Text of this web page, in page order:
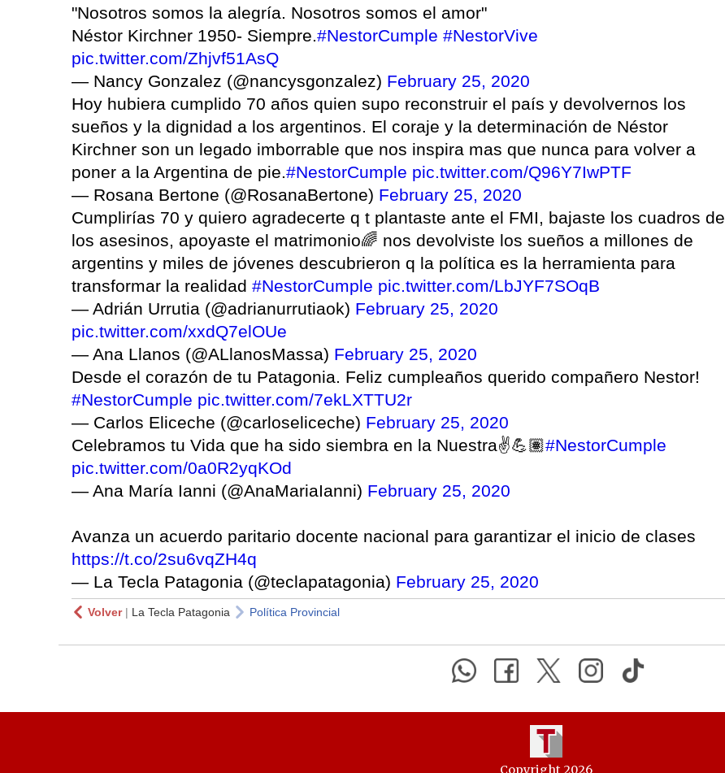
"Nosotros somos la alegría. Nosotros somos el amor"
Néstor Kirchner 1950- Siempre.#NestorCumple #NestorVive
pic.twitter.com/Zhjvf51AsQ
— Nancy Gonzalez (@nancysgonzalez) February 25, 2020
Hoy hubiera cumplido 70 años quien supo reconstruir el país y devolvernos los
sueños y la dignidad a los argentinos. El coraje y la determinación de Néstor
Kirchner son un legado imborrable que nos inspira mas que nunca para volver a
poner a la Argentina de pie.#NestorCumple pic.twitter.com/Q96Y7IwPTF
— Rosana Bertone (@RosanaBertone) February 25, 2020
Cumplirías 70 y quiero agradecerte q t plantaste ante el FMI, bajaste los cuadros de
los asesinos, apoyaste el matrimonio🌈 nos devolviste los sueños a millones de
argentins y miles de jóvenes descubrieron q la política es la herramienta para
transformar la realidad #NestorCumple pic.twitter.com/LbJYF7SOqB
— Adrián Urrutia (@adrianurrutiaok) February 25, 2020
pic.twitter.com/xxdQ7elOUe
— Ana Llanos (@ALlanosMassa) February 25, 2020
Desde el corazón de tu Patagonia. Feliz cumpleaños querido compañero Nestor!
#NestorCumple pic.twitter.com/7ekLXTTU2r
— Carlos Eliceche (@carloseliceche) February 25, 2020
Celebramos tu Vida que ha sido siembra en la Nuestra✌💪🏽#NestorCumple
pic.twitter.com/0a0R2yqKOd
— Ana María Ianni (@AnaMariaIanni) February 25, 2020
Avanza un acuerdo paritario docente nacional para garantizar el inicio de clases
https://t.co/2su6vqZH4q
— La Tecla Patagonia (@teclapatagonia) February 25, 2020
Volver| La Tecla Patagonia Política Provincial
Copyright 2026